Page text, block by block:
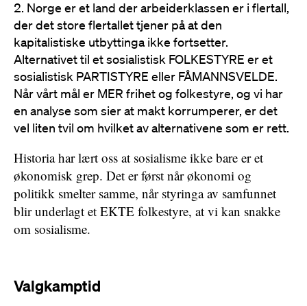
Norge er et land der arbeiderklassen er i flertall,
der det store flertallet tjener på at den
kapitalistiske utbyttinga ikke fortsetter.
Alternativet til et sosialistisk FOLKESTYRE er et
sosialistisk PARTISTYRE eller FÅMANNSVELDE.
Når vårt mål er MER frihet og folkestyre, og vi har
en analyse som sier at makt korrumperer, er det
vel liten tvil om hvilket av alternativene som er rett.
Historia har lært oss at sosialisme ikke bare er et
økonomisk grep. Det er først når økonomi og
politikk smelter samme, når styringa av samfunnet
blir underlagt et EKTE folkestyre, at vi kan snakke
om sosialisme.
Valgkamptid